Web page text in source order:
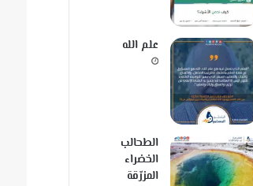
علم الله
الطحالب
الخضراء
المزرّقة